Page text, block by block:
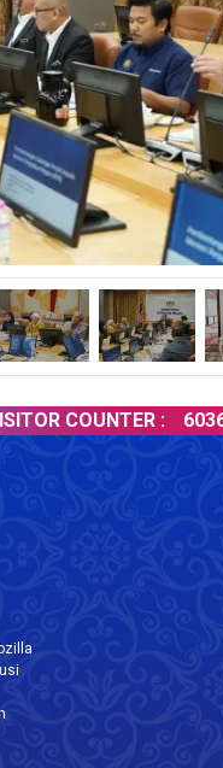
COUNTER : 60360546